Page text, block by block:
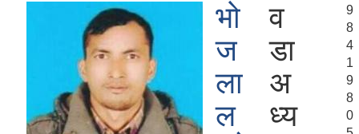
भो
ज
ला
ल
व
डा
अ
ध्य
9
8
4
1
9
8
0